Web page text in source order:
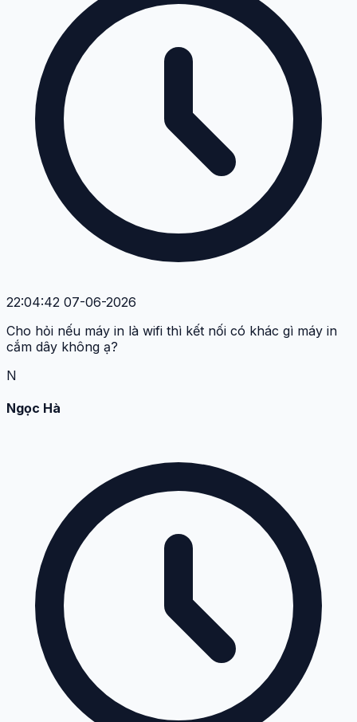
22:04:42 07-06-2026
Cho hỏi nếu máy in là wifi thì kết nối có khác gì máy in
cắm dây không ạ?
N
Ngọc Hà